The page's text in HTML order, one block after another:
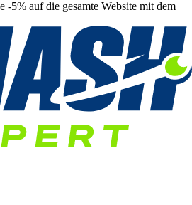
5% auf die gesamte Website mit dem